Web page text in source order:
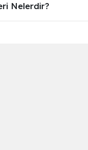
Nelerdir?